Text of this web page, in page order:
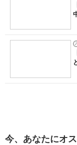
今、あなたにオ